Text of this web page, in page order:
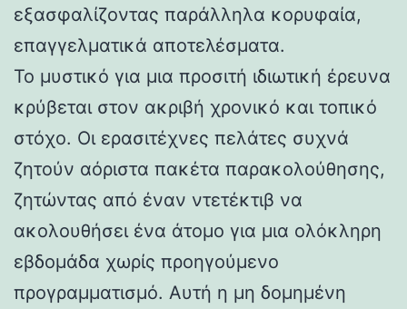
εξασφαλίζοντας παράλληλα κορυφαία,
επαγγελματικά αποτελέσματα.
Το μυστικό για μια προσιτή ιδιωτική έρευνα
κρύβεται στον ακριβή χρονικό και τοπικό
στόχο. Οι ερασιτέχνες πελάτες συχνά
ζητούν αόριστα πακέτα παρακολούθησης,
ζητώντας από έναν ντετέκτιβ να
ακολουθήσει ένα άτομο για μια ολόκληρη
εβδομάδα χωρίς προηγούμενο
προγραμματισμό. Αυτή η μη δομημένη